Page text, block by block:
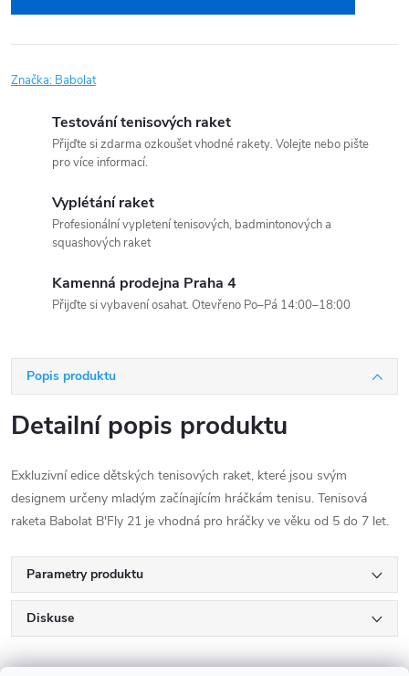
Značka: Babolat
Testování tenisových raket
Přijďte si zdarma ozkoušet vhodné rakety. Volejte nebo pište
pro více informací.
Vyplétání raket
Profesionální vypletení tenisových, badmintonových a
squashových raket
Kamenná prodejna Praha 4
Přijďte si vybavení osahat. Otevřeno Po–Pá 14:00–18:00
Popis produktu
Detailní popis produktu
Exkluzivní edice dětských tenisových raket, které jsou svým
designem určeny mladým začínajícím hráčkám tenisu. Tenisová
raketa Babolat B'Fly 21 je vhodná pro hráčky ve věku od 5 do 7 let.
Parametry produktu
Diskuse